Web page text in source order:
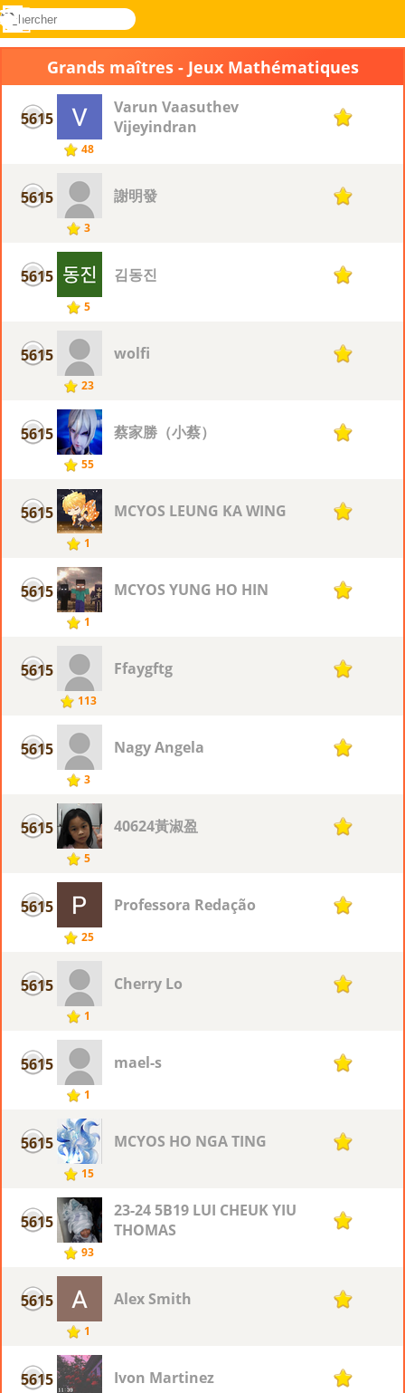
Novel
rechercher
Connectez-
Menu
Grands maîtres - Jeux Mathématiques
5615
48
Varun Vaasuthev
Vijeyindran
1
5615
3
謝明發 1
5615
5
김동진 1
5615
23
wolfi 1
5615
55
蔡家勝（小蔡） 1
5615
1
MCYOS LEUNG KA WING 1
5615
1
MCYOS YUNG HO HIN 1
5615
113
Ffaygftg 1
5615
3
Nagy Angela 1
5615
5
40624黃淑盈 1
5615
25
Professora Redação 1
5615
1
Cherry Lo 1
5615
1
mael-s 1
5615
15
MCYOS HO NGA TING 1
5615
93
23-24 5B19 LUI CHEUK YIU
THOMAS
1
5615
1
Alex Smith 1
5615 Ivon Martinez 1